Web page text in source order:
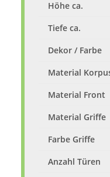
Höhe ca.
Tiefe ca.
Dekor / Farbe
Material
Material Front
Material Griffe
Farbe Griffe
Anzahl Türen